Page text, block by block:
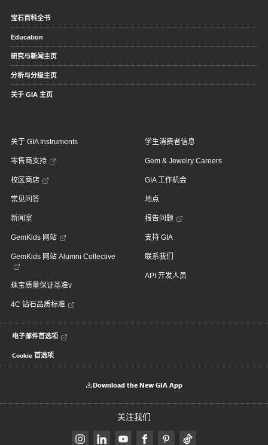
宝石百科全书
Education
研究与新闻主页
分析与分级主页
关于 GIA 主页
关于 GIA Instruments
零售商支持
校区商店
常见问答
新闻室
GemKids 网站
GemKids 网站 Alumni Collective
珠宝质量保证基准v
4C 钻石品质标准
学生消费者信息
Gem & Jewelry Careers
GIA 工作机会
地点
报告问题
支持 GIA
联系我们
API 开发人员
电子邮件首选项
Cookie 首选项
Download the New GIA App
关注我们